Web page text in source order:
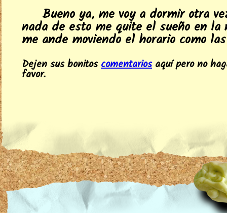
Bueno ya, me voy a dormir otra
nada de esto me quite el sueño en la
me ande moviendo el horario como
Dejen sus bonitoscomentariosaquí pero no
favor.